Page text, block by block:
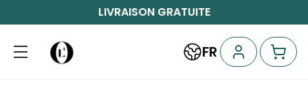
LIVRAISON GRATUITE
FR